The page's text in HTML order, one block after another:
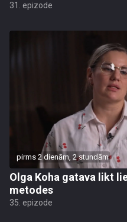
31. epizode
pirms 2 dienām, 2 stundām
Olga Koha gatava likt
metodes
35. epizode